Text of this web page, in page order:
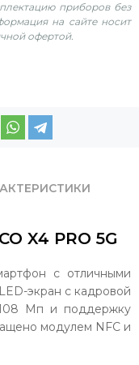
приборов без
на сайте носит
офертой.
X4 PRO 5G
с отличными
экран с кадровой
108 Мп и поддержку
модулем NFC и